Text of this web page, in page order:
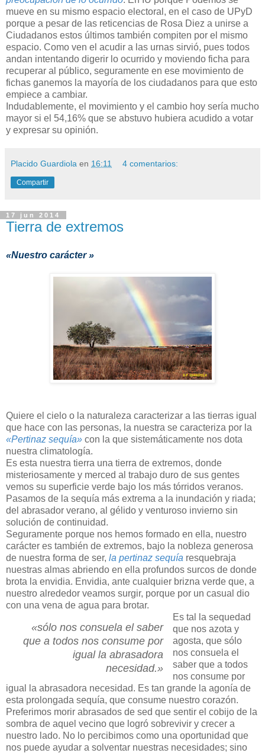
mueve en su mismo espacio electoral, en el caso de UPyD
porque a pesar de las reticencias de Rosa Diez a unirse a
Ciudadanos estos últimos también compiten por el mismo
espacio. Como ven el acudir a las urnas sirvió, pues todos
andan intentando digerir lo ocurrido y moviendo ficha para
recuperar al público, seguramente en ese movimiento de
fichas ganemos la mayoría de los ciudadanos para que esto
empiece a cambiar.
Indudablemente, el movimiento y el cambio hoy sería mucho
mayor si el 54,16% que se abstuvo hubiera acudido a votar
y expresar su opinión.
Placido Guardiola en 16:11 4 comentarios:
Compartir
17 jun 2014
Tierra de extremos
«Nuestro carácter »
Quiere el cielo o la naturaleza caracterizar a las tierras igual
que hace con las personas, la nuestra se caracteriza por la
«Pertinaz sequía» con la que sistemáticamente nos dota
nuestra climatología.
Es esta nuestra tierra una tierra de extremos, donde
misteriosamente y merced al trabajo duro de sus gentes
vemos su superficie verde bajo los más tórridos veranos.
Pasamos de la sequía más extrema a la inundación y riada;
del abrasador verano, al gélido y venturoso invierno sin
solución de continuidad.
Seguramente porque nos hemos formado en ella, nuestro
carácter es también de extremos, bajo la nobleza generosa
de nuestra forma de ser, la pertinaz sequía resquebraja
nuestras almas abriendo en ella profundos surcos de donde
brota la envidia. Envidia, ante cualquier brizna verde que, a
nuestro alrededor veamos surgir, porque por un casual dio
con una vena de agua para brotar.
«sólo nos consuela el saber
que a todos nos consume por
igual la abrasadora
necesidad.»
Es tal la sequedad
que nos azota y
agosta, que sólo
nos consuela el
saber que a todos
nos consume por
igual la abrasadora necesidad. Es tan grande la agonía de
esta prolongada sequía, que consume nuestro corazón.
Preferimos morir abrasados de sed que sentir el cobijo de la
sombra de aquel vecino que logró sobrevivir y crecer a
nuestro lado. No lo percibimos como una oportunidad que
nos puede ayudar a solventar nuestras necesidades; sino